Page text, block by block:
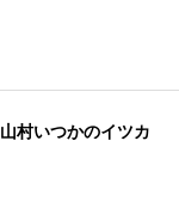
村いつかのイツカ